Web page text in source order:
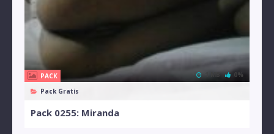
PACK
Pack Gratis
1 MB 0%
Pack 0255: Miranda